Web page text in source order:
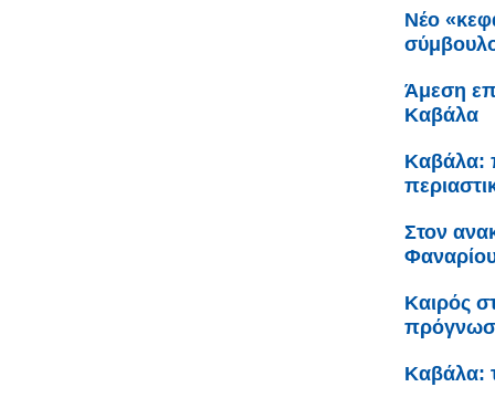
Νέο
Άμεση
Καβάλα
Καβάλα:
Στον
Καιρός
Καβάλα: